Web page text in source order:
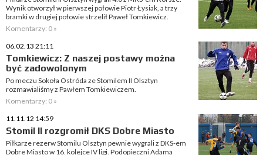
Wynik otworzył w pierwszej połowie Piotr Łysiak, a trzy
bramki w drugiej połowie strzelił Paweł Tomkiewicz.
Komentarzy: 0 »
06.02.13 21:11
Tomkiewicz: Z naszej postawy można
być zadowolonym
Po meczu Sokoła Ostróda ze Stomilem II Olsztyn
rozmawialiśmy z Pawłem Tomkiewiczem.
Komentarzy: 0 »
11.11.12 14:59
Stomil II rozgromił DKS Dobre Miasto
Piłkarze rezerw Stomilu Olsztyn pewnie wygrali z DKS-em
Dobre Miasto w 16. kolejce IV ligi. Podopieczni Adama